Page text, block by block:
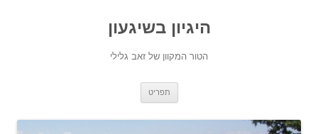
היגיון בשיגעון
הטור המקוון של זאב גלילי
תפריט